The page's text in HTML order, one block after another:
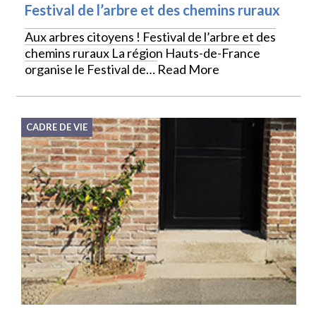
Festival de l’arbre et des chemins ruraux
Aux arbres citoyens ! Festival de l’arbre et des
chemins ruraux La région Hauts-de-France
organise le Festival de… Read More
CADRE DE VIE